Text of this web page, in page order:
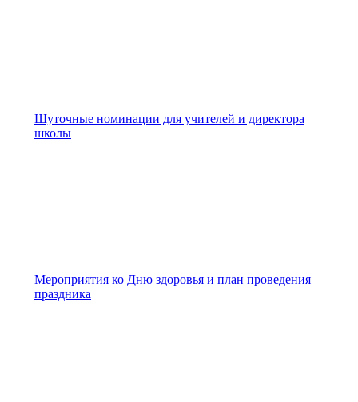
Шуточные номинации для учителей и директора
школы
Мероприятия ко Дню здоровья и план проведения
праздника